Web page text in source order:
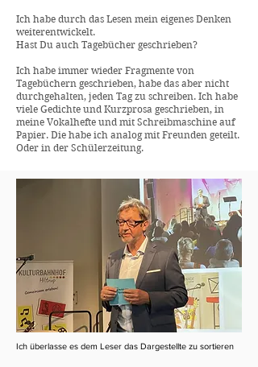
Ich habe durch das Lesen mein eigenes Denken
weiterentwickelt.
Hast Du auch Tagebücher geschrieben?
Ich habe immer wieder Fragmente von
Tagebüchern geschrieben, habe das aber nicht
durchgehalten, jeden Tag zu schreiben. Ich habe
viele Gedichte und Kurzprosa geschrieben, in
meine Vokalhefte und mit Schreibmaschine auf
Papier. Die habe ich analog mit Freunden geteilt.
Oder in der Schülerzeitung.
Ich überlasse es dem Leser das Dargestellte zu sortieren